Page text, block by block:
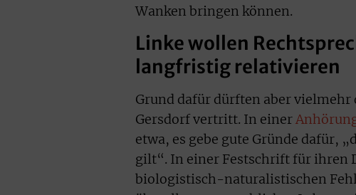
Wanken bringen können.
Linke wollen
langfristig relativieren
Grund dafür dürften aber
Gersdorf vertritt. In einer
etwa, es gebe gute Gründe dafür,
gilt“. In einer Festschrift für ihren
biologistisch-naturalistischen